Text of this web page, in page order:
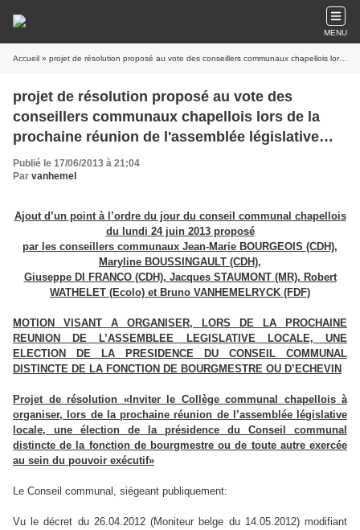
MENU
Accueil » projet de résolution proposé au vote des conseillers communaux chapellois lors de la prochaine réunion de l'assemblée législative locale fixée au 24.06.2013
projet de résolution proposé au vote des
conseillers communaux chapellois lors de la
prochaine réunion de l'assemblée législative
locale fixée au 24.06.2013
Publié le 17/06/2013 à 21:04
Par vanhemel
Ajout d’un point à l’ordre du jour du conseil communal chapellois
du lundi 24 juin 2013 proposé
par les conseillers communaux Jean‑Marie BOURGEOIS (CDH),
Maryline BOUSSINGAULT (CDH),
Giuseppe DI FRANCO (CDH), Jacques STAUMONT (MR), Robert
WATHELET (Ecolo) et Bruno VANHEMELRYCK (FDF)
MOTION VISANT A ORGANISER, LORS DE LA PROCHAINE
REUNION DE L’ASSEMBLEE LEGISLATIVE LOCALE, UNE
ELECTION DE LA PRESIDENCE DU CONSEIL COMMUNAL
DISTINCTE DE LA FONCTION DE BOURGMESTRE OU D’ECHEVIN
Projet de résolution «Inviter le Collège communal chapellois à
organiser, lors de la prochaine réunion de l’assemblée législative
locale, une élection de la présidence du Conseil communal
distincte de la fonction de bourgmestre ou de toute autre exercée
au sein du pouvoir exécutif»
Le Conseil communal, siégeant publiquement:
Vu le décret du 26.04.2012 (Moniteur belge du 14.05.2012) modifiant